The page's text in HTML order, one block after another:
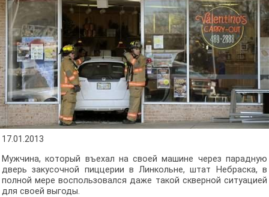
17.01.2013
Мужчина, который въехал на своей машине через парадную
дверь закусочной пиццерии в Линкольне, штат Небраска, в
полной мере воспользовался даже такой скверной ситуацией
для своей выгоды.